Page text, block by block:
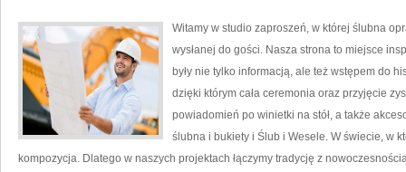
Witamy w studio zaproszeń, w której ślubna
wysłanej do gości. Nasza strona to miejsce
były nie tylko informacją, ale też wstępem do
dzięki którym cała ceremonia oraz przyjęcie
powiadomień po winietki na stół, a także
ślubna i bukiety i Ślub i Wesele. W świecie, w
kompozycja. Dlatego w naszych projektach łączymy tradycję z